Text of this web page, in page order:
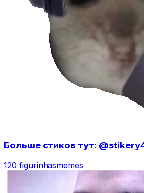
Больше стиков тут:
120 figurinhasmemes